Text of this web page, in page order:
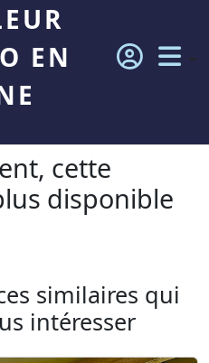
EN
cette
disponible
similaires qui
intéresser